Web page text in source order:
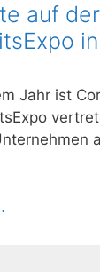
auf der
Jahr ist